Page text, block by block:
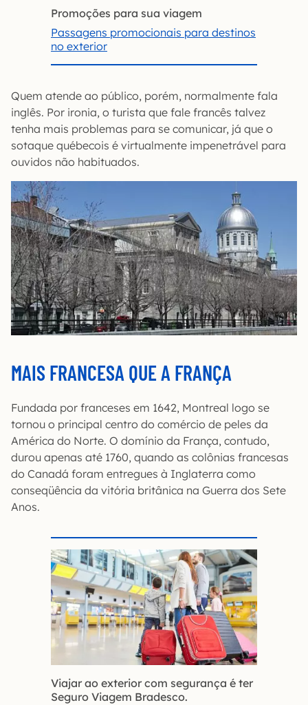
Promoções para sua viagem
Passagens promocionais para destinos
no exterior
Quem atende ao público, porém, normalmente fala
inglês. Por ironia, o turista que fale francês talvez
tenha mais problemas para se comunicar, já que o
sotaque québecois é virtualmente impenetrável para
ouvidos não habituados.
MAIS FRANCESA QUE A FRANÇA
Fundada por franceses em 1642, Montreal logo se
tornou o principal centro do comércio de peles da
América do Norte. O domínio da França, contudo,
durou apenas até 1760, quando as colônias francesas
do Canadá foram entregues à Inglaterra como
conseqüência da vitória britânica na Guerra dos Sete
Anos.
Viajar ao exterior com segurança é ter
Seguro Viagem Bradesco.